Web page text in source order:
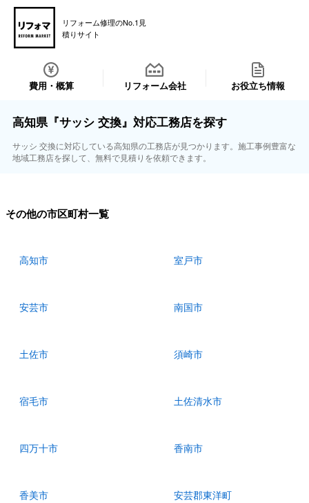
リフォーム修理のNo.1見
積りサイト
費用・概算 リフォーム会社 お役立ち情報
高知県『サッシ 交換』対応工務店を探す
サッシ 交換に対応している高知県の工務店が見つかります。施工事例豊富な
地域工務店を探して、無料で見積りを依頼できます。
その他の市区町村一覧
高知市 室戸市
安芸市 南国市
土佐市 須崎市
宿毛市 土佐清水市
四万十市 香南市
香美市 安芸郡東洋町